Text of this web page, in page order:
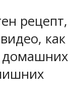
рецепт,
как
домашних